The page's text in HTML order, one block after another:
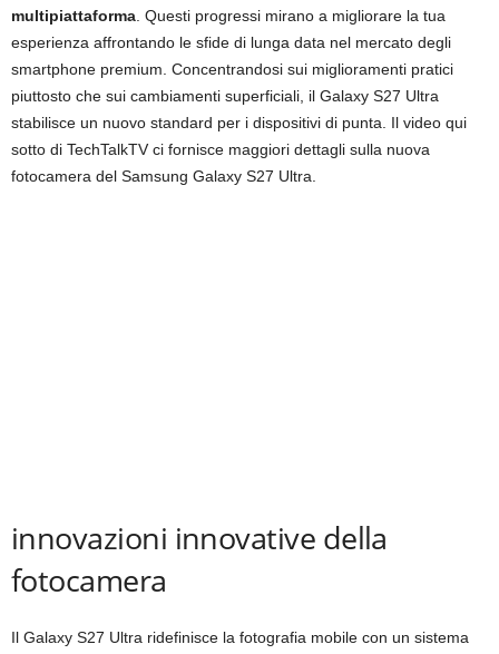
multipiattaforma . Questi progressi mirano a migliorare la tua
esperienza affrontando le sfide di lunga data nel mercato degli
smartphone premium. Concentrandosi sui miglioramenti pratici
piuttosto che sui cambiamenti superficiali, il Galaxy S27 Ultra
stabilisce un nuovo standard per i dispositivi di punta. Il video qui
sotto di TechTalkTV ci fornisce maggiori dettagli sulla nuova
fotocamera del Samsung Galaxy S27 Ultra.
innovazioni innovative della
fotocamera
Il Galaxy S27 Ultra ridefinisce la fotografia mobile con un sistema